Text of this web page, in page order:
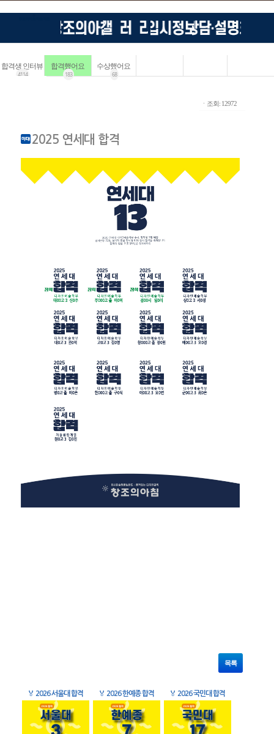
합격생 인터뷰
4114
합격했어요
183
수상했어요
68
ㆍ조회: 12972
2025 연세대 합격
목록
🏅 2026 서울대 합격 🏅 2026 한예종 합격 🏅 2026 국민대 합격